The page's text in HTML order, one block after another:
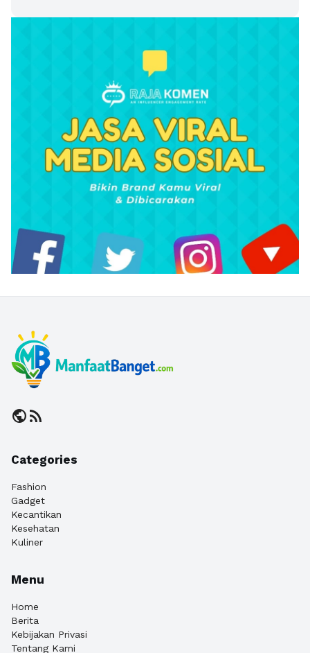
publicrss_feed
Categories
Fashion
Gadget
Kecantikan
Kesehatan
Kuliner
Menu
Home
Berita
Kebijakan Privasi
Tentang Kami